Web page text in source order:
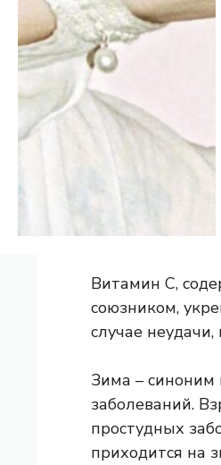
Витамин С,
союзником,
случае
Зима – синоним
заболеваний.
простудных
приходится на